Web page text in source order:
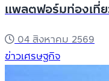
แพลตฟอร์มท่องเที่
ความเข้าใจผลักดัน
เชื่อมเที่ยวบินตรง ย
ปลายทาง Muslim-
04 สิงหาคม 2569
ข่าวเศรษฐกิจ